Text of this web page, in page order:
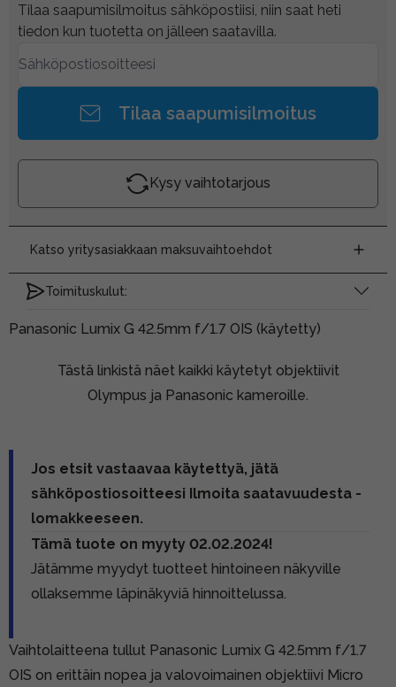
Tilaa saapumisilmoitus sähköpostiisi, niin saat heti
tiedon kun tuotetta on jälleen saatavilla.
Tilaa saapumisilmoitus
Kysy vaihtotarjous
Katso yritysasiakkaan maksuvaihtoehdot
Toimituskulut:
Panasonic Lumix G 42.5mm f/1.7 OIS (käytetty)
Tästä linkistä näet kaikki käytetyt objektiivit
Olympus ja Panasonic kameroille.
Jos etsit vastaavaa käytettyä, jätä
sähköpostiosoitteesi Ilmoita saatavuudesta -
lomakkeeseen.
Tämä tuote on myyty 02.02.2024!
Jätämme myydyt tuotteet hintoineen näkyville
ollaksemme läpinäkyviä hinnoittelussa.
Vaihtolaitteena tullut Panasonic Lumix G 42.5mm f/1.7
OIS on erittäin nopea ja valovoimainen objektiivi Micro